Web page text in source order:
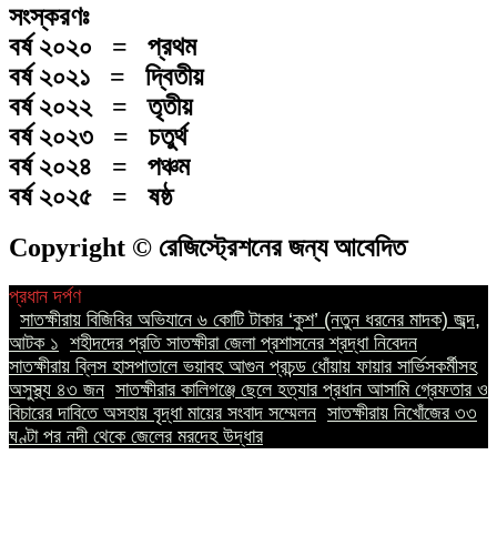
সংস্করণঃ
বর্ষ ২০২০ = প্রথম
বর্ষ ২০২১ = দ্বিতীয়
বর্ষ ২০২২ = তৃতীয়
বর্ষ ২০২৩ = চতুর্থ
বর্ষ ২০২৪ = পঞ্চম
বর্ষ ২০২৫ = ষষ্ঠ
Copyright © রেজিস্ট্রেশনের জন্য আবেদিত
প্রধান দর্পণ
সাতক্ষীরায় বিজিবির অভিযানে ৬ কোটি টাকার ‘কুশ’ (নতুন ধরনের মাদক) জব্দ,
আটক ১ শহীদদের প্রতি সাতক্ষীরা জেলা প্রশাসনের শ্রদ্ধা নিবেদন
সাতক্ষীরায় ব্লিস হাসপাতালে ভয়াবহ আগুন প্রচন্ড ধোঁয়ায় ফায়ার সার্ভিসকর্মীসহ
অসুস্থ্য ৪৩ জন সাতক্ষীরার কালিগঞ্জে ছেলে হত্যার প্রধান আসামি গ্রেফতার ও
বিচারের দাবিতে অসহায় বৃদ্ধা মায়ের সংবাদ সম্মেলন সাতক্ষীরায় নিখোঁজের ৩৩
ঘণ্টা পর নদী থেকে জেলের মরদেহ উদ্ধার